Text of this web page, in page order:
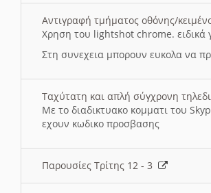
Αντιγραφή τμήματος οθόνης/
Χρηση του lightshot chrome. ειδικά
Στη συνεχεια μπορουν ευκολα να
Ταχύτατη και απλή σύγχρονη
Με το διαδικτυακο κομματι του
εχουν κωδικο προσβασης
Παρουσίες Τρίτης 12 - 3